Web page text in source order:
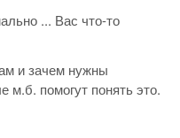
... Вас что-то
и зачем нужны
м.б. помогут понять это.